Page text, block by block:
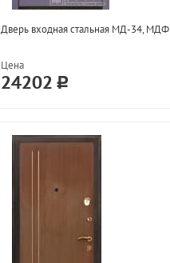
Дверь входная стальная МД-34, МДФ
Цена
24202